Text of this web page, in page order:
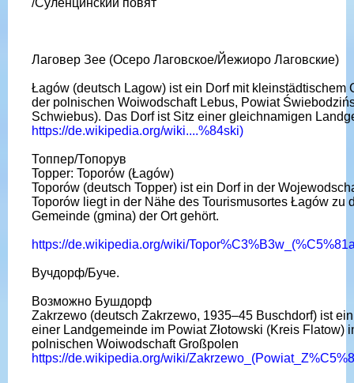
/Суленцинский повят
Лаговер Зее (Осеро Лаговское/Йежиоро Лаговские)
Łagów (deutsch Lagow) ist ein Dorf mit kleinstädtischem
der polnischen Woiwodschaft Lebus, Powiat
Schwiebus). Das Dorf ist Sitz einer gleichnamigen
https://de.wikipedia.org/wiki....%84ski)
Топпер/Топорув
Topper: Toporów (Łagów)
Toporów (deutsch Topper) ist ein Dorf in der
Toporów liegt in der Nähe des Tourismusortes Łagów zu
Gemeinde (gmina) der Ort gehört.
https://de.wikipedia.org/wiki/
Вучдорф/Буче.
Возможно Бушдорф
Zakrzewo (deutsch Zakrzewo, 1935–45 Buschdorf) ist
einer Landgemeinde im Powiat Złotowski (Kreis Flatow)
polnischen Woiwodschaft Großpolen
https://de.wikipedia.org/wiki/